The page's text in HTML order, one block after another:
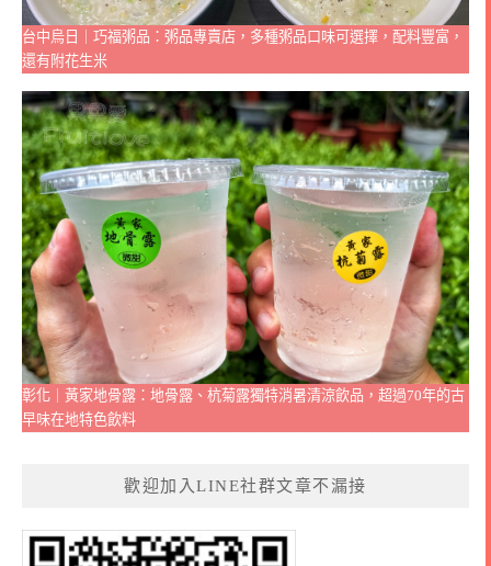
台中烏日｜巧福粥品：粥品專賣店，多種粥品口味可選擇，配料豐富，
還有附花生米
彰化｜黃家地骨露：地骨露、杭菊露獨特消暑清涼飲品，超過70年的古
早味在地特色飲料
歡迎加入LINE社群文章不漏接